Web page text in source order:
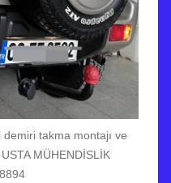
takma montajı ve
MÜHENDİSLİK